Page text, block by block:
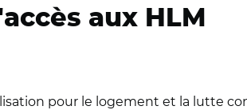
aux HLM
pour le logement et la lutte